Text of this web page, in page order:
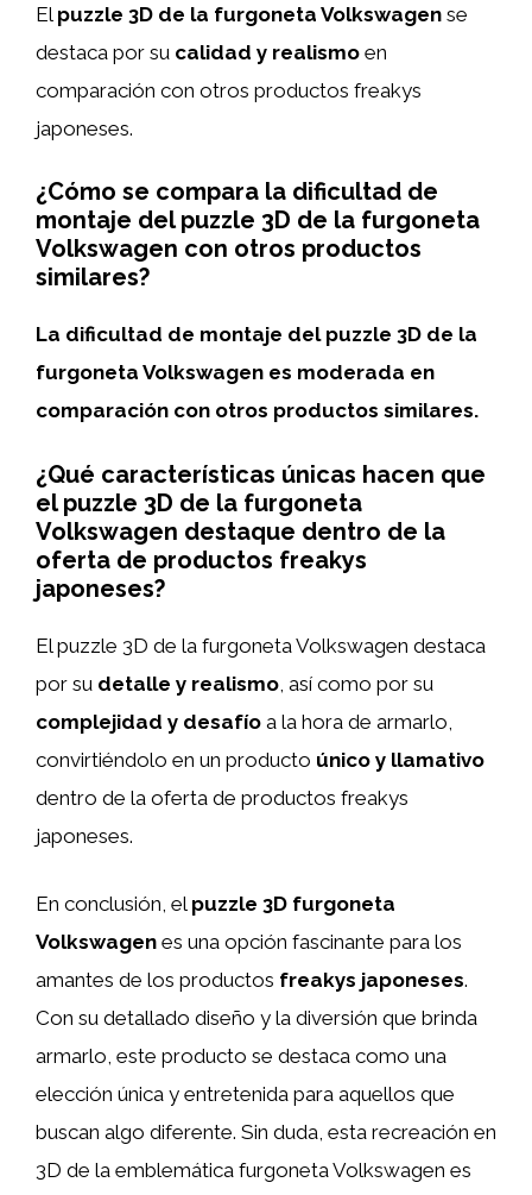
El puzzle 3D de la furgoneta Volkswagen se
destaca por su calidad y realismo en
comparación con otros productos freakys
japoneses.
¿Cómo se compara la dificultad de
montaje del puzzle 3D de la furgoneta
Volkswagen con otros productos
similares?
La dificultad de montaje del puzzle 3D de la
furgoneta Volkswagen es moderada en
comparación con otros productos similares.
¿Qué características únicas hacen que
el puzzle 3D de la furgoneta
Volkswagen destaque dentro de la
oferta de productos freakys
japoneses?
El puzzle 3D de la furgoneta Volkswagen destaca
por su detalle y realismo , así como por su
complejidad y desafío a la hora de armarlo,
convirtiéndolo en un producto único y llamativo
dentro de la oferta de productos freakys
japoneses.
En conclusión, el puzzle 3D furgoneta
Volkswagen es una opción fascinante para los
amantes de los productos freakys japoneses.
Con su detallado diseño y la diversión que brinda
armarlo, este producto se destaca como una
elección única y entretenida para aquellos que
buscan algo diferente. Sin duda, esta recreación en
3D de la emblemática furgoneta Volkswagen es